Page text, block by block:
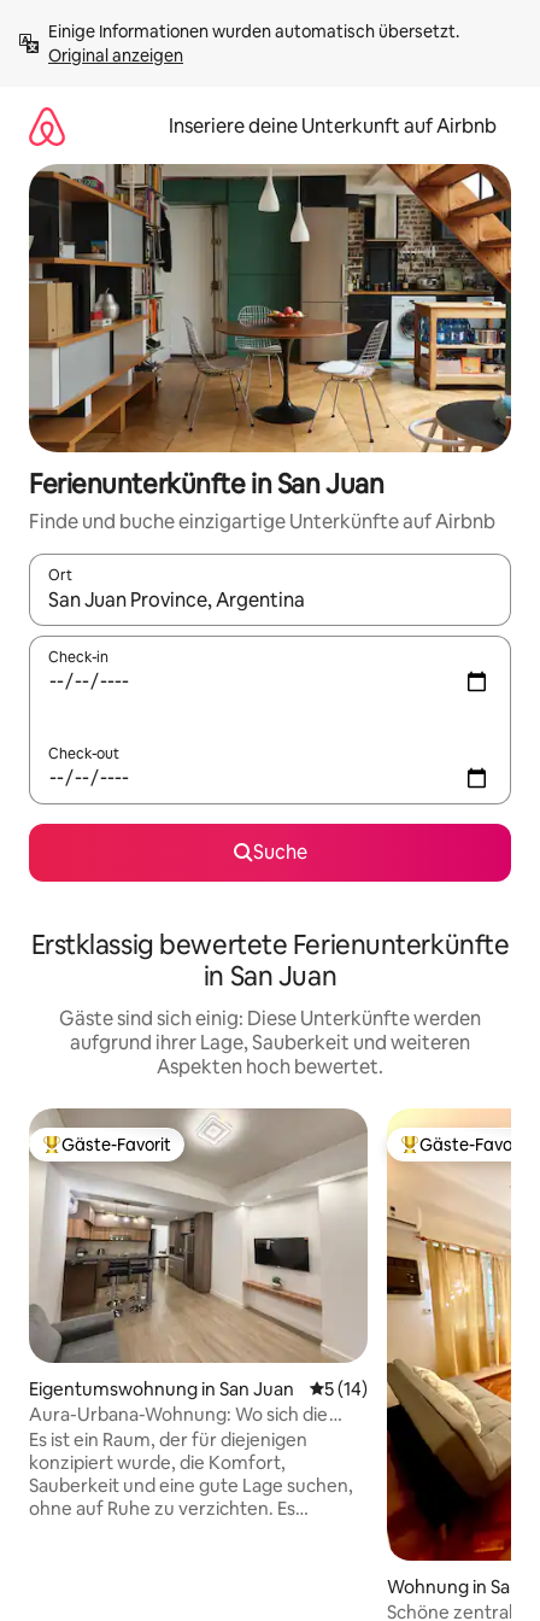
Inhalten
springenOriginal anzeigen
Inseriere deine Unterkunft auf Airbnb
Ferienunterkünfte in San Juan
Finde und buche einzigartige Unterkünfte auf Airbnb
Ort
Wenn Ergebnisse verfügbar sind, navigiere mit den
Check-in
Check-out
Suche
Erstklassig bewertete Ferienunterkünfte
in San Juan
Gäste sind sich einig: Diese Unterkünfte werden
aufgrund ihrer Lage, Sauberkeit und weiteren
Aspekten hoch bewertet.
Beliebter Gäste-Favorit.
Gäste-Favorit
Eigentumswohnung in San Juan Durchschnittliche
5 (14)
Aura-Urbana-Wohnung: Wo sich die
Stadt zur Ruhe begibt
Es ist ein Raum, der für diejenigen
konzipiert wurde, die Komfort,
Sauberkeit und eine gute Lage suchen,
ohne auf Ruhe zu verzichten. Es
Beliebter Gäste-
Gäste-Favorit
Wohnung in San
Schöne zentrale